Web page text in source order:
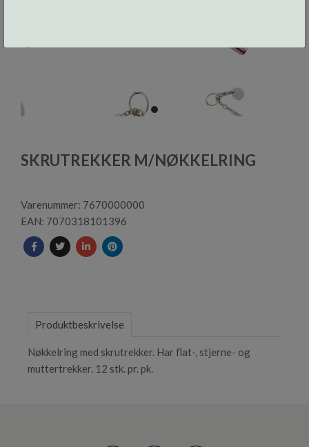
item
of
SKRUTREKKER M/NØKKELRING
Varenummer: 7670000000
EAN: 7070318101396
Produktbeskrivelse
Nøkkelring med skrutrekker. Har flat-, stjerne- og
muttertrekker. 12 stk. pr. pk.